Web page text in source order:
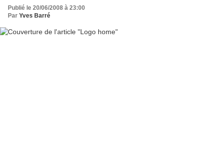
Publié le 20/06/2008 à 23:00
Par Yves Barré